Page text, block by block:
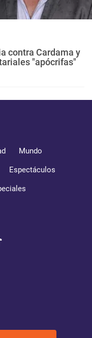
contra Cardama y
"apócrifas"
Mundo
Espectáculos